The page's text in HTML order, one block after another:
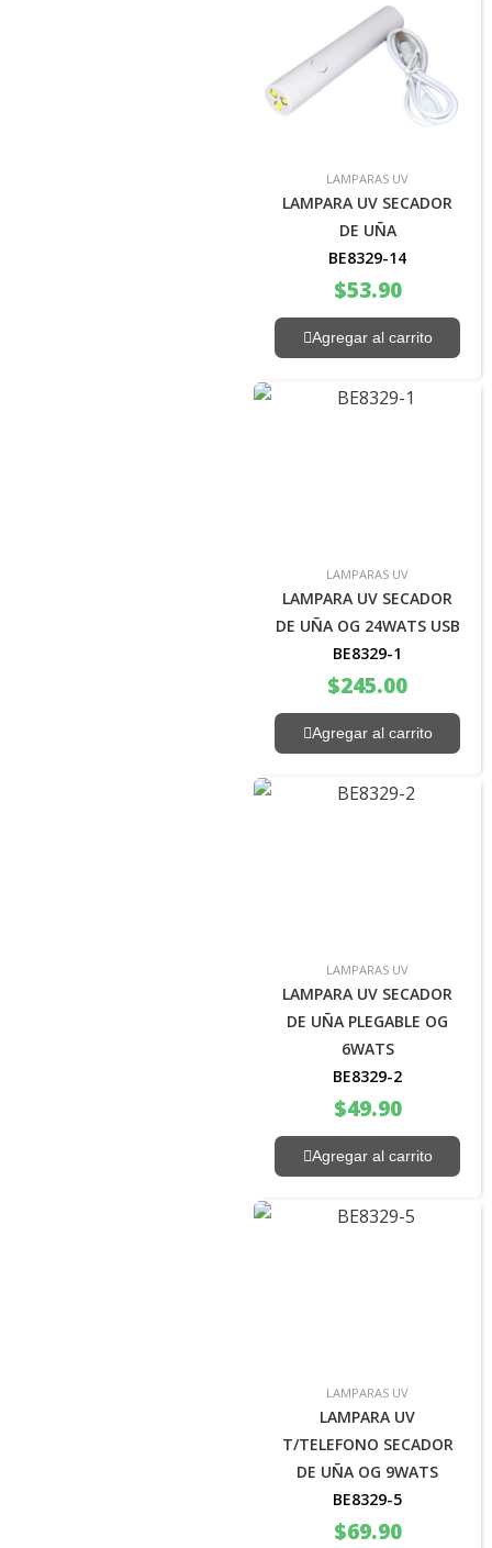
LAMPARAS UV
LAMPARA UV SECADOR
DE UÑA
BE8329-14
$53.90
Agregar al carrito
LAMPARAS UV
LAMPARA UV SECADOR
DE UÑA OG 24WATS USB
BE8329-1
$245.00
Agregar al carrito
LAMPARAS UV
LAMPARA UV SECADOR
DE UÑA PLEGABLE OG
6WATS
BE8329-2
$49.90
Agregar al carrito
LAMPARAS UV
LAMPARA UV
T/TELEFONO SECADOR
DE UÑA OG 9WATS
BE8329-5
$69.90